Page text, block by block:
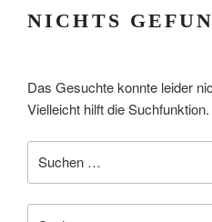
NICHTS
Das Gesuchte konnte leider
Vielleicht hilft die Suchfunktion.
nach: